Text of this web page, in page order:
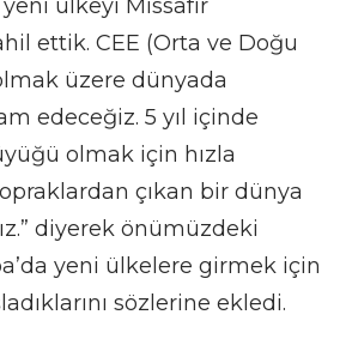
ülkeyi Missafir
ettik. CEE (Orta ve Doğu
üzere dünyada
edeceğiz. 5 yıl içinde
olmak için hızla
çıkan bir dünya
diyerek önümüzdeki
yeni ülkelere girmek için
sözlerine ekledi.